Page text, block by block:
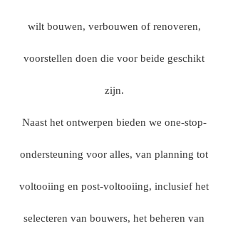
wilt bouwen, verbouwen of renoveren,
voorstellen doen die voor beide geschikt
zijn.
Naast het ontwerpen bieden we one-stop-
ondersteuning voor alles, van planning tot
voltooiing en post-voltooiing, inclusief het
selecteren van bouwers, het beheren van